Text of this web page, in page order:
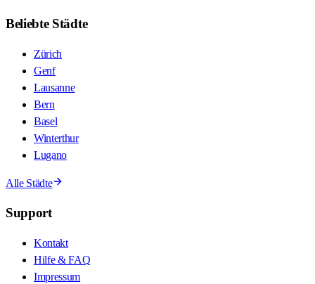
Beliebte Städte
Zürich
Genf
Lausanne
Bern
Basel
Winterthur
Lugano
Alle Städte
Support
Kontakt
Hilfe & FAQ
Impressum